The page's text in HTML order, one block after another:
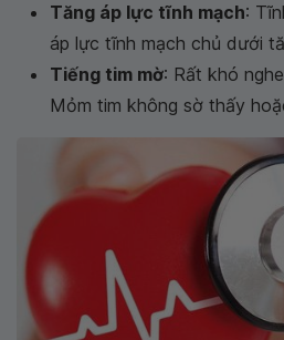
Tăng áp lực tĩnh mạch:
áp lực tĩnh mạch chủ dưới
Tiếng tim mờ: Rất khó
Mỏm tim không sờ thấy